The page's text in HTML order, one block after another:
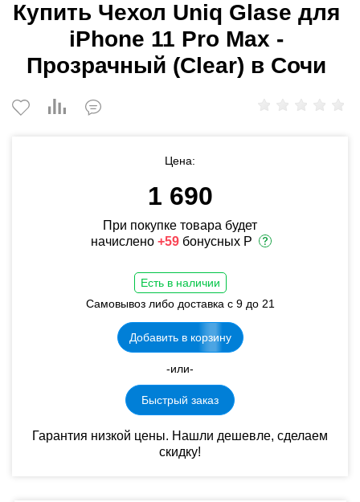
Купить Чехол Uniq Glase для
iPhone 11 Pro Max -
Прозрачный (Clear) в Сочи
Цена:
1 690
При покупке товара будет
начислено +59бонусных Р
Есть в наличии
Самовывоз либо доставка с 9 до 21
Добавить в корзину
-или-
Быстрый заказ
Гарантия низкой цены. Нашли дешевле, сделаем
скидку!